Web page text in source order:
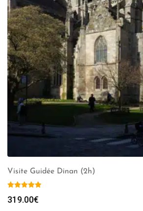
Visite Guidée Dinan (2h)
319.00€